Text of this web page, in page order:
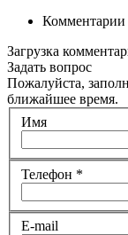
Комментарии
Загрузка
Задать вопрос
Пожалуйста,
ближайшее время.
Имя
Телефон *
E-mail